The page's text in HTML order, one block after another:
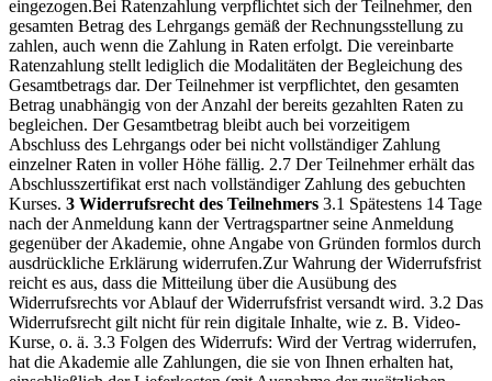
eingezogen.Bei Ratenzahlung verpflichtet sich der Teilnehmer, den
gesamten Betrag des Lehrgangs gemäß der Rechnungsstellung zu
zahlen, auch wenn die Zahlung in Raten erfolgt. Die vereinbarte
Ratenzahlung stellt lediglich die Modalitäten der Begleichung des
Gesamtbetrags dar. Der Teilnehmer ist verpflichtet, den gesamten
Betrag unabhängig von der Anzahl der bereits gezahlten Raten zu
begleichen. Der Gesamtbetrag bleibt auch bei vorzeitigem
Abschluss des Lehrgangs oder bei nicht vollständiger Zahlung
einzelner Raten in voller Höhe fällig. 2.7 Der Teilnehmer erhält das
Abschlusszertifikat erst nach vollständiger Zahlung des gebuchten
Kurses. 3 Widerrufsrecht des Teilnehmers 3.1 Spätestens 14 Tage
nach der Anmeldung kann der Vertragspartner seine Anmeldung
gegenüber der Akademie, ohne Angabe von Gründen formlos durch
ausdrückliche Erklärung widerrufen.Zur Wahrung der Widerrufsfrist
reicht es aus, dass die Mitteilung über die Ausübung des
Widerrufsrechts vor Ablauf der Widerrufsfrist versandt wird. 3.2 Das
Widerrufsrecht gilt nicht für rein digitale Inhalte, wie z. B. Video-
Kurse, o. ä. 3.3 Folgen des Widerrufs: Wird der Vertrag widerrufen,
hat die Akademie alle Zahlungen, die sie von Ihnen erhalten hat,